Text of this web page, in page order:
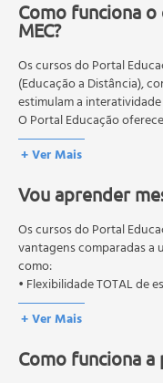
Fisiopatologia
Classificação da
Manifestações
Avaliação
Tratamento
Complicações da
Crise hipertensiva
Cuidados de
Aparelhos
Procedimento da
Situações
Fatores
Notas
Variações
Ações educativas
Como funciona o
MEC?
Os cursos do Portal
(Educação a Distância),
estimulam a
O Portal Educação
qualificação profissional.
profissional
O MEC (Ministério da
educação em geral, mas
pós-graduação. Os cursos
autorizados pelas
+ Ver Mais
Vou aprender
Os cursos do Portal
vantagens comparadas a
como:
• Flexibilidade TOTAL de
+ Ver Mais
Como funciona a